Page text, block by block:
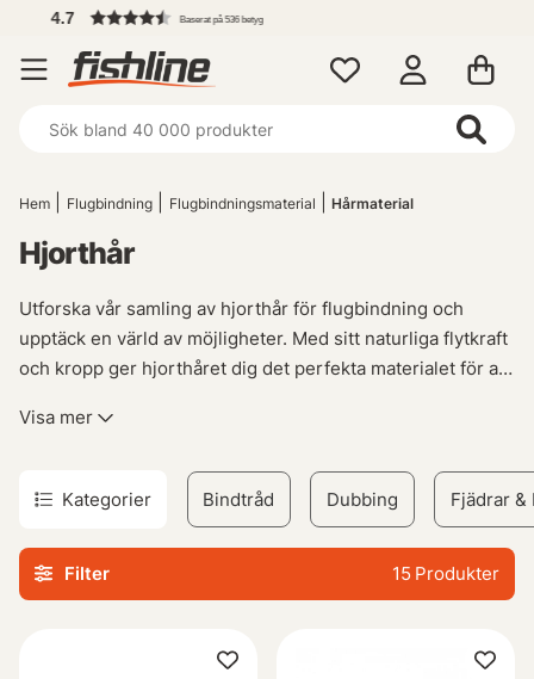
Baserat på 536 betyg
Hem Flugbindning Flugbindningsmaterial Hårmaterial
Hjorthår
Utforska vår samling av hjorthår för flugbindning och
upptäck en värld av möjligheter. Med sitt naturliga flytkraft
och kropp ger hjorthåret dig det perfekta materialet för att
torrflugor.
Hjortens hår fungerar som en kork på vattnet, vilket gör
dina flugor synliga och attraktiva för fiskarna. Dess tydliga
silhuett lockar till sig fiskenes nyfikenhet och ökar
chanserna att fånga deras intresse.
utforska den spännande hobbyn, kommer vårt sortiment
Visa mer
Kategorier Bindtråd Dubbing Fjädrar &
Filter 15 Produkter